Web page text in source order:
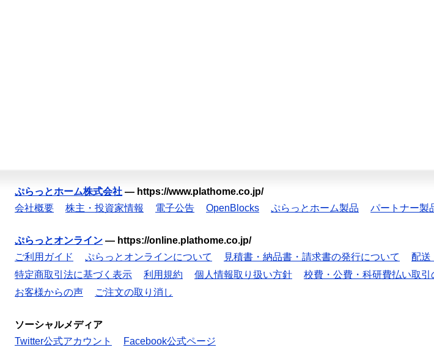
ぷらっとホーム株式会社 — https://www.plathome.co.jp/
会社概要
株主・投資家情報 電子公告 OpenBlocks ぷらっとホーム製品 パートナー製
ぷらっとオンライン — https://online.plathome.co.jp/
ご利用ガイド
ぷらっとオンラインについて 見積書・納品書・請求書の発行について 配送
特定商取引法に基づく表示
利用規約 個人情報取り扱い方針 校費・公費・科研費払い取引
お客様からの声
ご注文の取り消し
ソーシャルメディア
Twitter公式アカウント
Facebook公式ページ